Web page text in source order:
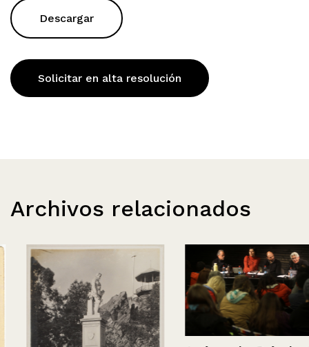
Descargar
Solicitar en alta resolución
Archivos relacionados